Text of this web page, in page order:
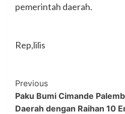
pemerintah daerah.
Rep,lilis
Post
Navigation
Previous
Paku Bumi Cimande
Daerah dengan Raihan 10